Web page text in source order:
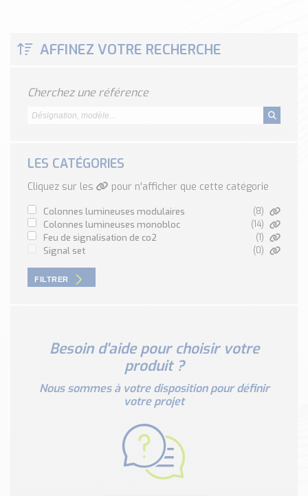
SICK
SCHMERSAL
Nos outils et simulateurs
Formulaire sonde température
Convertisseur de pression
Formulaire Débitmètre
Calculateur maintien en température
Calculateur Chauffage/Liquide/Gaz
Catalogue des essentiels pour les brasseries et micro-
Contact & Devis
AFFINEZ VOTRE RECHERCHE
Cherchez une référence
LES CATÉGORIES
Cliquez sur les pour n'afficher que cette catégorie
colonnes lumineuses modulaires (8)
colonnes lumineuses monobloc (14)
feu de signalisation de co2 (1)
signal set (0)
FILTRER
Besoin d'aide pour choisir votre
produit ?
Nous sommes à votre disposition pour définir
votre projet